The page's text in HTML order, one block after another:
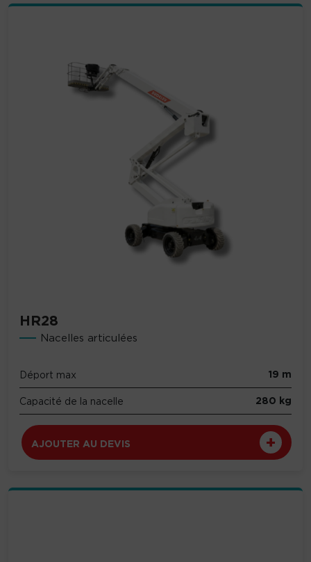
HR28
Nacelles articulées
Déport max 19 m
Capacité de la nacelle 280 kg
AJOUTER AU DEVIS